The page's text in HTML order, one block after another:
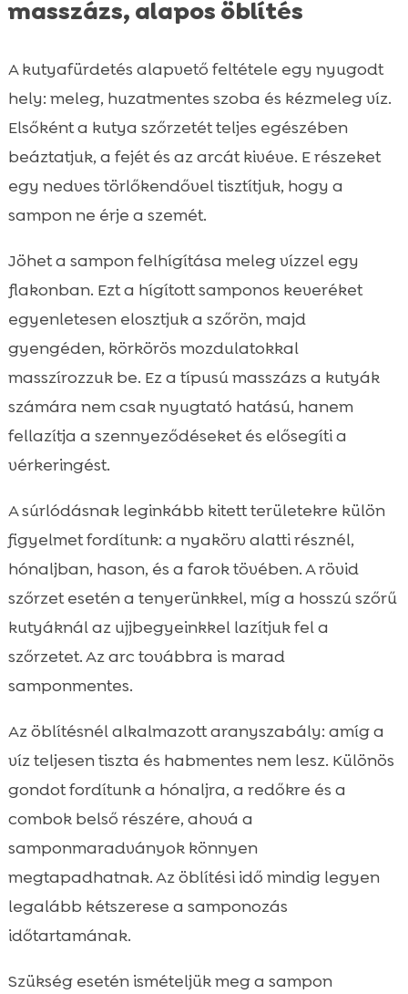
masszázs, alapos öblítés
A kutyafürdetés alapvető feltétele egy nyugodt
hely: meleg, huzatmentes szoba és kézmeleg víz.
Elsőként a kutya szőrzetét teljes egészében
beáztatjuk, a fejét és az arcát kivéve. E részeket
egy nedves törlőkendővel tisztítjuk, hogy a
sampon ne érje a szemét.
Jöhet a sampon felhígítása meleg vízzel egy
flakonban. Ezt a hígított samponos keveréket
egyenletesen elosztjuk a szőrön, majd
gyengéden, körkörös mozdulatokkal
masszírozzuk be. Ez a típusú masszázs a kutyák
számára nem csak nyugtató hatású, hanem
fellazítja a szennyeződéseket és elősegíti a
vérkeringést.
A súrlódásnak leginkább kitett területekre külön
figyelmet fordítunk: a nyakörv alatti résznél,
hónaljban, hason, és a farok tövében. A rövid
szőrzet esetén a tenyerünkkel, míg a hosszú szőrű
kutyáknál az ujjbegyeinkkel lazítjuk fel a
szőrzetet. Az arc továbbra is marad
samponmentes.
Az öblítésnél alkalmazott aranyszabály: amíg a
víz teljesen tiszta és habmentes nem lesz. Különös
gondot fordítunk a hónaljra, a redőkre és a
combok belső részére, ahová a
samponmaradványok könnyen
megtapadhatnak. Az öblítési idő mindig legyen
legalább kétszerese a samponozás
időtartamának.
Szükség esetén ismételjük meg a sampon